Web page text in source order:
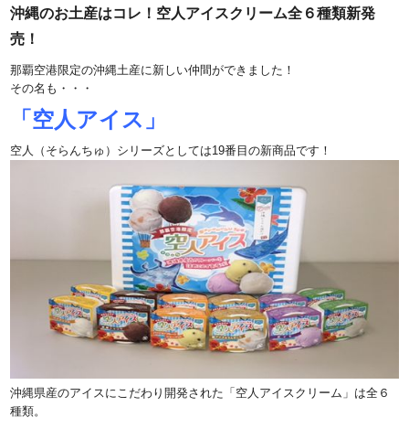
沖縄のお土産はコレ！空人アイスクリーム全６種類新発
売！
那覇空港限定の沖縄土産に新しい仲間ができました！
その名も・・・
「空人アイス」
空人（そらんちゅ）シリーズとしては19番目の新商品です！
沖縄県産のアイスにこだわり開発された「空人アイスクリーム」は全６
種類。